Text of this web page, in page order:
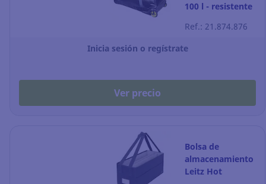
100 l - resistente
Ref.: 21.874.876
Inicia sesión o regístrate
Ver precio
Bolsa de
almacenamiento
Leitz Hot